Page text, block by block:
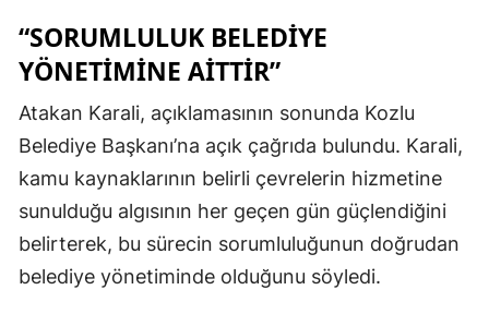
“SORUMLULUK BELEDİYE
YÖNETİMİNE AİTTİR”
Atakan Karali, açıklamasının sonunda Kozlu
Belediye Başkanı’na açık çağrıda bulundu. Karali,
kamu kaynaklarının belirli çevrelerin hizmetine
sunulduğu algısının her geçen gün güçlendiğini
belirterek, bu sürecin sorumluluğunun doğrudan
belediye yönetiminde olduğunu söyledi.